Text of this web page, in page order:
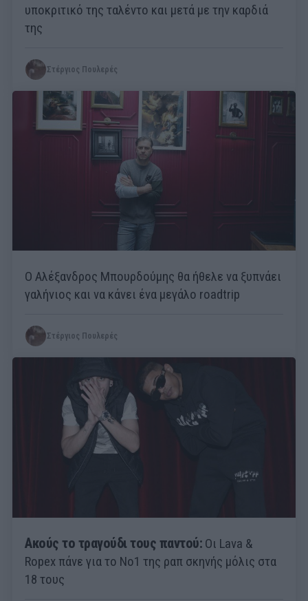
υποκριτικό της ταλέντο και μετά με την καρδιά
της
Στέργιος Πουλερές
Ο Αλέξανδρος Μπουρδούμης θα ήθελε να ξυπνάει
γαλήνιος και να κάνει ένα μεγάλο roadtrip
Στέργιος Πουλερές
Ακούς το τραγούδι τους παντού: Οι Lava &
Ropex πάνε για το Νο1 της ραπ σκηνής μόλις στα
18 τους